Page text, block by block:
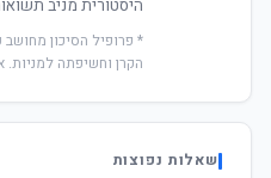
היסטורית מניב
* פרופיל הסיכון
הקרן וחשיפתה
שאלות נפוצות